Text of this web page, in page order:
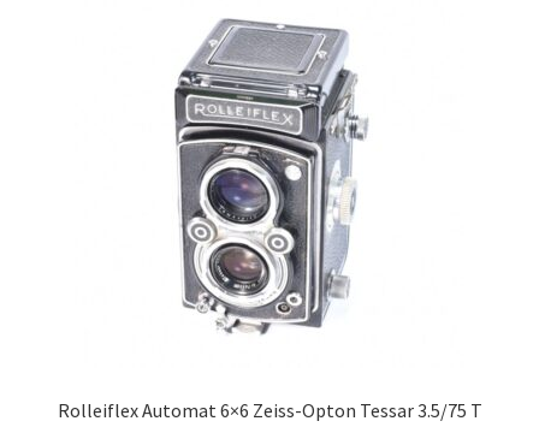
Rolleiflex Automat 6×6 Zeiss-Opton Tessar 3.5/75 T